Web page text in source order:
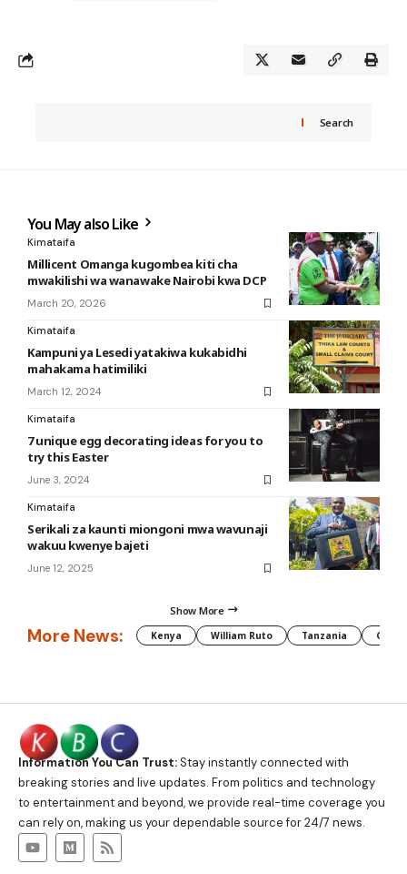
Search
You May also Like
Kimataifa
Millicent Omanga kugombea kiti cha
mwakilishi wa wanawake Nairobi kwa DCP
March 20, 2026
Kimataifa
Kampuni ya Lesedi yatakiwa kukabidhi
mahakama hatimiliki
March 12, 2024
Kimataifa
7 unique egg decorating ideas for you to
try this Easter
June 3, 2024
Kimataifa
Serikali za kaunti miongoni mwa wavunaji
wakuu kwenye bajeti
June 12, 2025
Show More
More News: Kenya William Ruto Tanzania CAF
Information You Can Trust:Stay instantly connected with
breaking stories and live updates. From politics and technology
to entertainment and beyond, we provide real-time coverage you
can rely on, making us your dependable source for 24/7 news.